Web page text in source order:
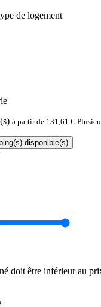
de logement
à partir de 131,61 €
carte les camping(s) disponible(s)
doit être inférieur au